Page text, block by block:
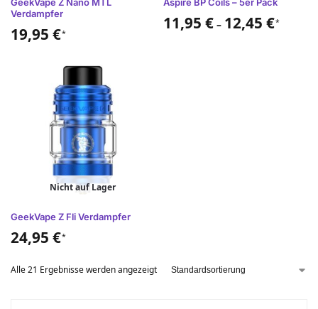
Verdampfer
19,95 €*
11,95 € – 12,45 €*
Nicht auf Lager
GeekVape Z Fli Verdampfer
24,95 €*
Alle 21 Ergebnisse werden angezeigt